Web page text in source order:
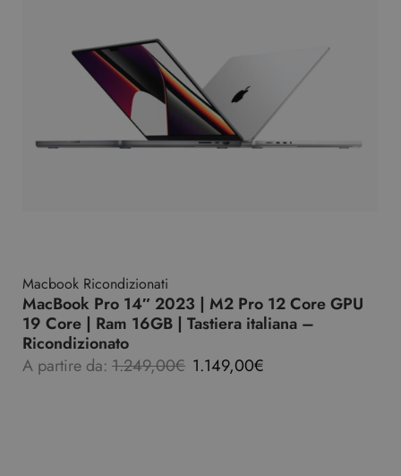
Macbook Ricondizionati
MacBook Pro 14″ 2023 | M2 Pro 12 Core GPU
19 Core | Ram 16GB | Tastiera italiana –
Ricondizionato
A partire da: 1.249,00€ 1.149,00€